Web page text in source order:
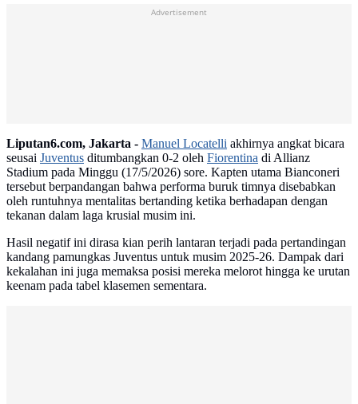
Advertisement
Liputan6.com, Jakarta - Manuel Locatelli akhirnya angkat bicara
seusai Juventus ditumbangkan 0-2 oleh Fiorentina di Allianz
Stadium pada Minggu (17/5/2026) sore. Kapten utama Bianconeri
tersebut berpandangan bahwa performa buruk timnya disebabkan
oleh runtuhnya mentalitas bertanding ketika berhadapan dengan
tekanan dalam laga krusial musim ini.
Hasil negatif ini dirasa kian perih lantaran terjadi pada pertandingan
kandang pamungkas Juventus untuk musim 2025-26. Dampak dari
kekalahan ini juga memaksa posisi mereka melorot hingga ke urutan
keenam pada tabel klasemen sementara.